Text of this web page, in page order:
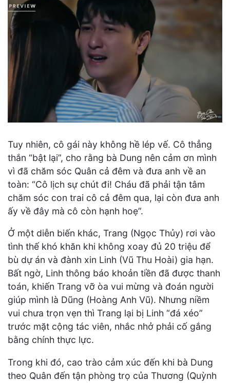
Tuy nhiên, cô gái này không hề lép vế. Cô thẳng
thắn “bật lại”, cho rằng bà Dung nên cảm ơn mình
vì đã chăm sóc Quân cả đêm và đưa anh về an
toàn: “Cô lịch sự chút đi! Cháu đã phải tận tâm
chăm sóc con trai cô cả đêm qua, lại còn đưa anh
ấy về đây mà cô còn hạnh hoẹ”.
Ở một diễn biến khác, Trang (Ngọc Thủy) rơi vào
tình thế khó khăn khi không xoay đủ 20 triệu để
bù dự án và đành xin Linh (Vũ Thu Hoài) gia hạn.
Bất ngờ, Linh thông báo khoản tiền đã được thanh
toán, khiến Trang vỡ òa vui mừng và đoán người
giúp mình là Dũng (Hoàng Anh Vũ). Nhưng niềm
vui chưa trọn vẹn thì Trang lại bị Linh “đá xéo”
trước mặt cộng tác viên, nhắc nhở phải cố gắng
bằng chính thực lực.
Trong khi đó, cao trào cảm xúc đến khi bà Dung
theo Quân đến tận phòng trọ của Thương (Quỳnh